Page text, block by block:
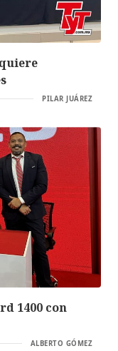
PILAR JUÁREZ
1400 con
ALBERTO GÓMEZ